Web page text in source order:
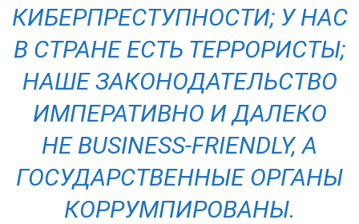
КИБЕРПРЕСТУПНОСТИ; У НАС
В СТРАНЕ ЕСТЬ ТЕРРОРИСТЫ;
НАШЕ ЗАКОНОДАТЕЛЬСТВО
ИМПЕРАТИВНО И ДАЛЕКО
НЕ BUSINESS-FRIENDLY, А
ГОСУДАРСТВЕННЫЕ ОРГАНЫ
КОРРУМПИРОВАНЫ.